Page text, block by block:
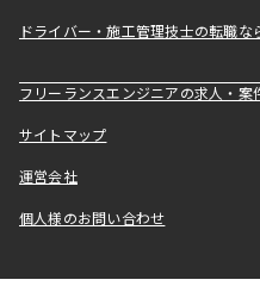
ドライバー・施工管理技士の転職な
フリーランスエンジニアの求人・案
サイトマップ
運営会社
個人様のお問い合わせ